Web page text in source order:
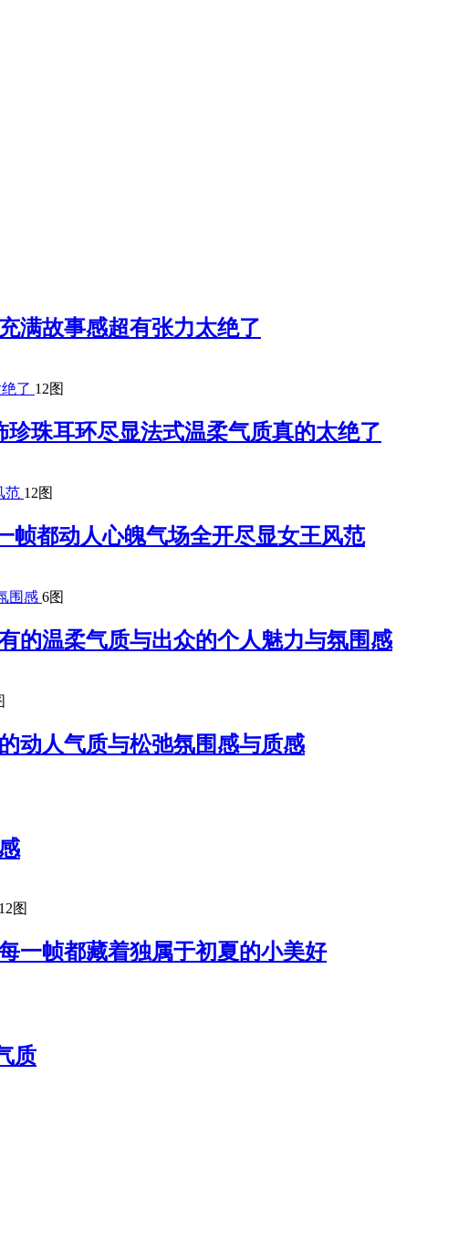
满故事感超有张力太绝了
12图
珠耳环尽显法式温柔气质真的太绝了
12图
帧都动人心魄气场全开尽显女王风范
6图
的温柔气质与出众的个人魅力与氛围感
动人气质与松弛氛围感与质感
12图
一帧都藏着独属于初夏的小美好
质